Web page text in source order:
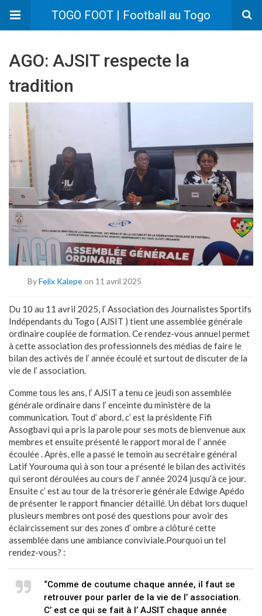
TOGO FOOT | Football au Togo
AGO: AJSIT respecte la
tradition
ByFelix Kalepeon 11 avril 2025
Du 10 au 11 avril 2025, l’ Association des Journalistes Sportifs
Indépendants du Togo ( AJSIT ) tient une assemblée générale
ordinaire couplée de formation. Ce rendez-vous annuel permet
à cette association des professionnels des médias de faire le
bilan des activés de l’ année écoulé et surtout de discuter de la
vie de l’ association.
Comme tous les ans, l’ AJSIT a tenu ce jeudi son assemblée
générale ordinaire dans l’ enceinte du ministère de la
communication. Tout d’ abord, c’ est la présidente Fifi
Assogbavi qui a pris la parole pour ses mots de bienvenue aux
membres et ensuite présenté le rapport moral de l’ année
écoulée . Après, elle a passé le temoin au secrétaire général
Latif Yourouma qui à son tour a présenté le bilan des activités
qui seront déroulées au cours de l’ année 2024 jusqu’à ce jour.
Ensuite c’ est au tour de la trésorerie générale Edwige Apédo
de présenter le rapport financier détaillé. Un débat lors duquel
plusieurs membres ont posé des questions pour avoir des
éclaircissement sur des zones d’ ombre a clôturé cette
assemblée dans une ambiance conviviale.Pourquoi un tel
rendez-vous? :
“Comme de coutume chaque année, il faut se
retrouver pour parler de la vie de l’ association.
C’ est ce qui se fait à l’ AJSIT chaque année